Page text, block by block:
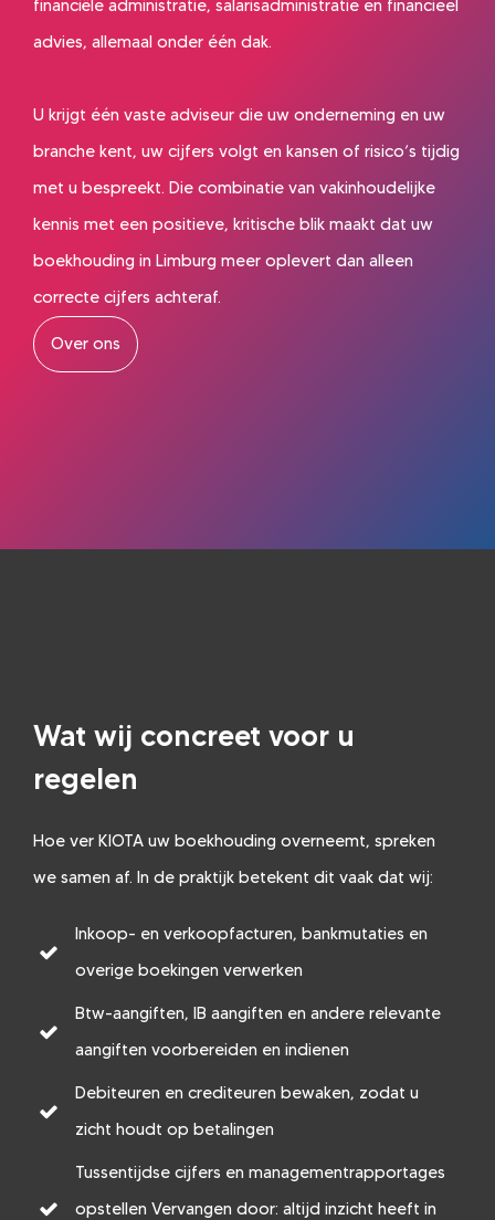
financiële administratie, salarisadministratie en financieel
advies, allemaal onder één dak.
U krijgt één vaste adviseur die uw onderneming en uw
branche kent, uw cijfers volgt en kansen of risico’s tijdig
met u bespreekt. Die combinatie van vakinhoudelijke
kennis met een positieve, kritische blik maakt dat uw
boekhouding in Limburg meer oplevert dan alleen
correcte cijfers achteraf.
Over ons
Wat wij concreet voor u
regelen
Hoe ver KIOTA uw boekhouding overneemt, spreken
we samen af. In de praktijk betekent dit vaak dat wij:
Inkoop- en verkoopfacturen, bankmutaties en
overige boekingen verwerken
Btw-aangiften, IB aangiften en andere relevante
aangiften voorbereiden en indienen
Debiteuren en crediteuren bewaken, zodat u
zicht houdt op betalingen
Tussentijdse cijfers en managementrapportages
opstellen Vervangen door: altijd inzicht heeft in